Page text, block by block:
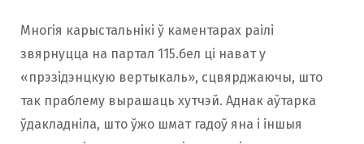
Многія карыстальнікі ў каментарах раілі
звярнуцца на партал 115.бел ці нават у
«прэзідэнцкую вертыкаль», сцвярджаючы, што
так праблему вырашаць хутчэй. Аднак аўтарка
ўдакладніла, што ўжо шмат гадоў яна і іншыя